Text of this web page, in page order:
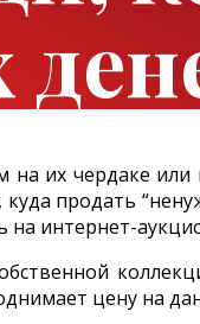
их чердаке
продать
интернет-
цену на